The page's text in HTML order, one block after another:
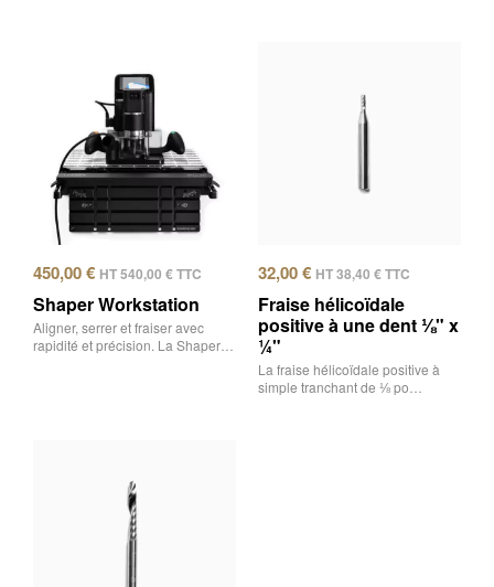
450,00€ HT540,00 €TTC
Shaper Workstation
Aligner, serrer et fraiser avec
rapidité et précision. La Shaper…
32,00€ HT38,40 €TTC
Fraise hélicoïdale
positive à une dent ⅛" x
¼"
La fraise hélicoïdale positive à
simple tranchant de ⅛ po…